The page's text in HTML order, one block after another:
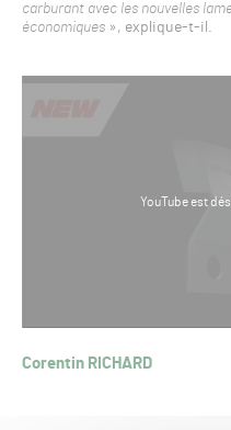
carburant avec les nouvelles
économiques», explique-t-il.
YouTube est
Corentin RICHARD